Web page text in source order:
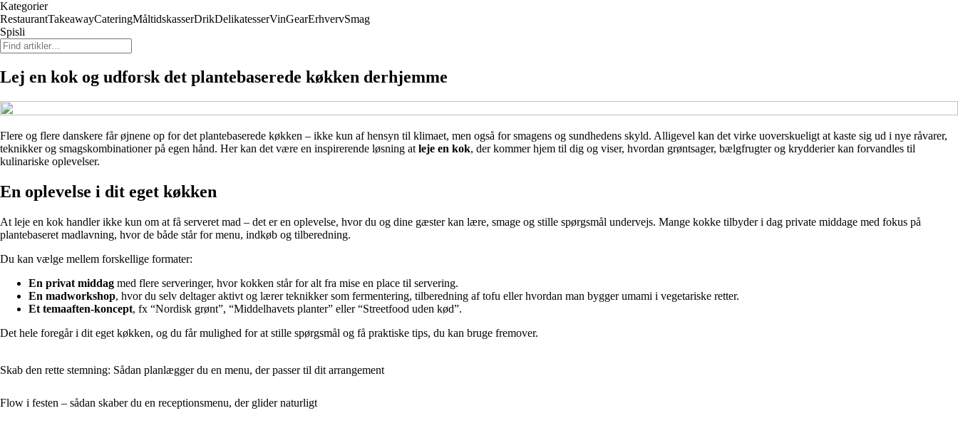
Kategorier
RestaurantTakeawayCateringMåltidskasserDrikDelikatesserVinGearErhvervSmag
Spisli
Lej en kok og udforsk det plantebaserede køkken derhjemme
Flere og flere danskere får øjnene op for det plantebaserede køkken – ikke kun af hensyn til klimaet, men også for smagens og sundhedens skyld. Alligevel kan det virke uoverskueligt at kaste sig ud i nye råvarer,
teknikker og smagskombinationer på egen hånd. Her kan det være en inspirerende løsning at leje en kok, der kommer hjem til dig og viser, hvordan grøntsager, bælgfrugter og krydderier kan forvandles til
kulinariske oplevelser.
En oplevelse i dit eget køkken
At leje en kok handler ikke kun om at få serveret mad – det er en oplevelse, hvor du og dine gæster kan lære, smage og stille spørgsmål undervejs. Mange kokke tilbyder i dag private middage med fokus på
plantebaseret madlavning, hvor de både står for menu, indkøb og tilberedning.
Du kan vælge mellem forskellige formater:
En privat middag med flere serveringer, hvor kokken står for alt fra mise en place til servering.
En madworkshop, hvor du selv deltager aktivt og lærer teknikker som fermentering, tilberedning af tofu eller hvordan man bygger umami i vegetariske retter.
Et temaaften-koncept, fx “Nordisk grønt”, “Middelhavets planter” eller “Streetfood uden kød”.
Det hele foregår i dit eget køkken, og du får mulighed for at stille spørgsmål og få praktiske tips, du kan bruge fremover.
Skab den rette stemning: Sådan planlægger du en menu, der passer til dit arrangement
Flow i festen – sådan skaber du en receptionsmenu, der glider naturligt